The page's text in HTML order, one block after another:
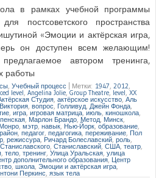
в рамках учебной программы
постсоветского пространства
«Эмоции и актёрская игра,
он доступен всем желающим!
автором тренинга,
работы
Учебный процесс Метки: 1947 2012
level Angelina Jolie ,Group Theatre, level ,XX
Студия актёрское искусство Аль
Виктория вопрос, Голливуд Джейн Фонда
игра ,игровая матрица,июль киношкола
, Марлон Брандо, Метод , Минск
мэтр, навык Нью-Йорк ,образование
, педагог педагогика переживание Пол
режиссура Ричард Болеславский роль
Станиславский США театр
тело тренинг Улица Уральская улица
дополнительного образования, Центр
,школа Эмоции и актёрская игра
Перкинс язык тела